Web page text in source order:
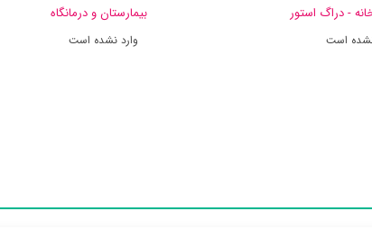
- دراگ استور
است
بیمارستان و درمانگاه
وارد نشده است